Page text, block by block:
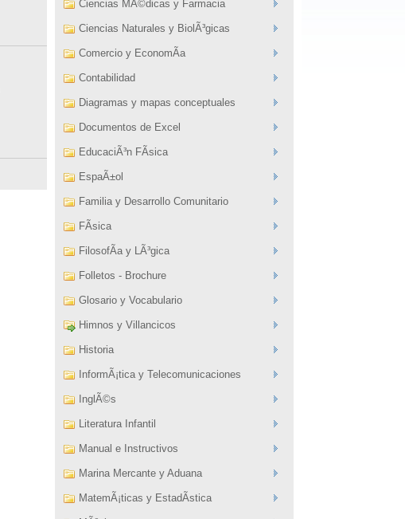
Ciencias MÃ©dicas y Farmacia
Ciencias Naturales y BiolÃ³gicas
Comercio y EconomÃ­a
Contabilidad
Diagramas y mapas conceptuales
Documentos de Excel
EducaciÃ³n FÃ­sica
EspaÃ±ol
Familia y Desarrollo Comunitario
FÃ­sica
FilosofÃ­a y LÃ³gica
Folletos - Brochure
Glosario y Vocabulario
Himnos y Villancicos
Historia
InformÃ¡tica y Telecomunicaciones
InglÃ©s
Literatura Infantil
Manual e Instructivos
Marina Mercante y Aduana
MatemÃ¡ticas y EstadÃ­stica